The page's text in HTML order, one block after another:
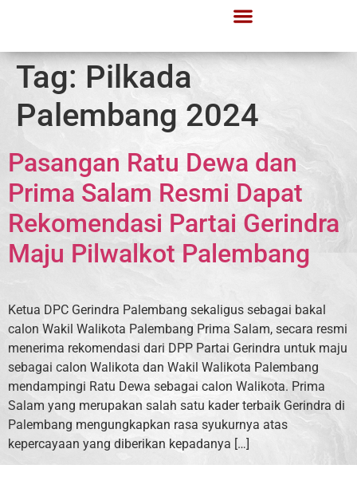
Tag: Pilkada
Palembang 2024
Pasangan Ratu Dewa dan
Prima Salam Resmi Dapat
Rekomendasi Partai Gerindra
Maju Pilwalkot Palembang
Ketua DPC Gerindra Palembang sekaligus sebagai bakal
calon Wakil Walikota Palembang Prima Salam, secara resmi
menerima rekomendasi dari DPP Partai Gerindra untuk maju
sebagai calon Walikota dan Wakil Walikota Palembang
mendampingi Ratu Dewa sebagai calon Walikota. Prima
Salam yang merupakan salah satu kader terbaik Gerindra di
Palembang mengungkapkan rasa syukurnya atas
kepercayaan yang diberikan kepadanya […]